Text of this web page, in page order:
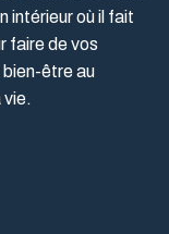
intérieur où il fait
faire de vos
être au
vie.